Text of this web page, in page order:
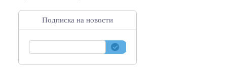
Подписка на новости